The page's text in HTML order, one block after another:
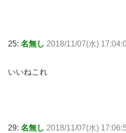
25: 名無し 2018/11/07(水)
いいねこれ
29: 名無し 2018/11/07(水)